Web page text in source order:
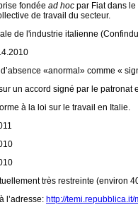
fondée ad hoc par Fiat dans
de travail du secteur.
de l'industrie italienne
d’absence «anormal» comme «
un accord signé par le patronat
à la loi sur le travail en Italie.
très restreinte (environ
l’adresse: http://